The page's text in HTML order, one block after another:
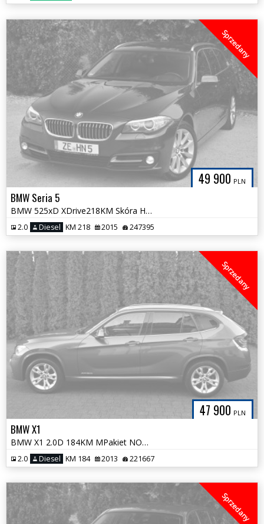
49 900 PLN
Sprzedany
BMW Seria 5
BMW 525xD XDrive218KM Skóra HeadUp Xenon Hak NOWY ROZRZĄD Bezwypadkowa
2.0 Diesel KM 218 2015 247395
47 900 PLN
Sprzedany
BMW X1
BMW X1 2.0D 184KM MPakiet NOWY ROZRZĄD Xenon Kamera Skóra Duża Navi
2.0 Diesel KM 184 2013 221667
Sprzedany